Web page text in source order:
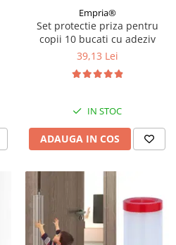
Empria®
Set protectie priza pentru
copii 10 bucati cu adeziv
39,13 Lei
IN STOC
ADAUGA IN COS